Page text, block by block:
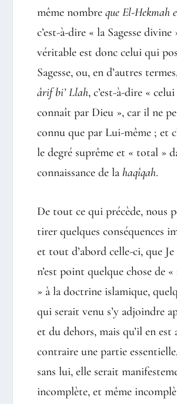
même nombre que El-Hekmah
c’est-à-dire « la Sagesse divine
véritable est donc celui qui
Sagesse, ou, en d’autres
ârif bi’ Llah, c’est-à-dire «
connaît par Dieu », car il ne
connu que par Lui-même ; et
le degré suprême et « total »
connaissance de la haqîqah.
De tout ce qui précède, nous
tirer quelques conséquences
et tout d’abord celle-ci, que Je
n’est point quelque chose de
» à la doctrine islamique,
qui serait venu s’y adjoindre
et du dehors, mais qu’il en est
contraire une partie
sans lui, elle serait
incomplète, et même